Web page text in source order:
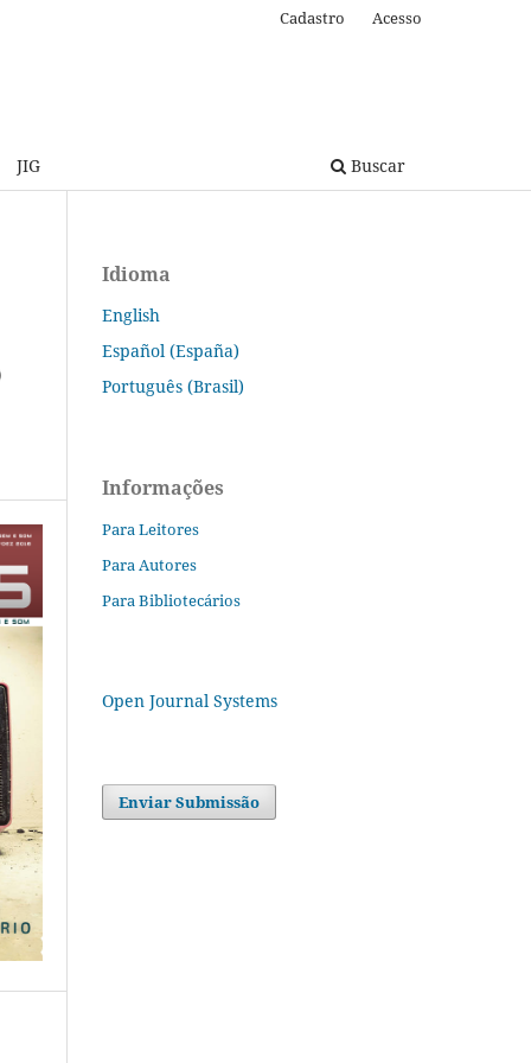
JIG Buscar
Cadastro Acesso
Idioma
English
Español (España)
Português (Brasil)
Informações
Para Leitores
Para Autores
Para Bibliotecários
Open Journal Systems
Enviar Submissão